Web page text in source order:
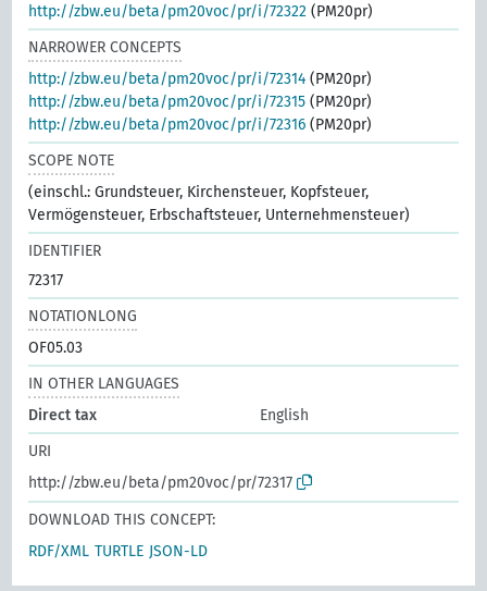
http://zbw.eu/beta/pm20voc/pr/i/72322 (PM20pr)
NARROWER CONCEPTS
http://zbw.eu/beta/pm20voc/pr/i/72314 (PM20pr)
http://zbw.eu/beta/pm20voc/pr/i/72315 (PM20pr)
http://zbw.eu/beta/pm20voc/pr/i/72316 (PM20pr)
SCOPE NOTE
(einschl.: Grundsteuer, Kirchensteuer, Kopfsteuer,
Vermögensteuer, Erbschaftsteuer, Unternehmensteuer)
IDENTIFIER
72317
NOTATIONLONG
OF05.03
IN OTHER LANGUAGES
Direct tax
English
URI
http://zbw.eu/beta/pm20voc/pr/72317
DOWNLOAD THIS CONCEPT:
RDF/XML TURTLE JSON-LD